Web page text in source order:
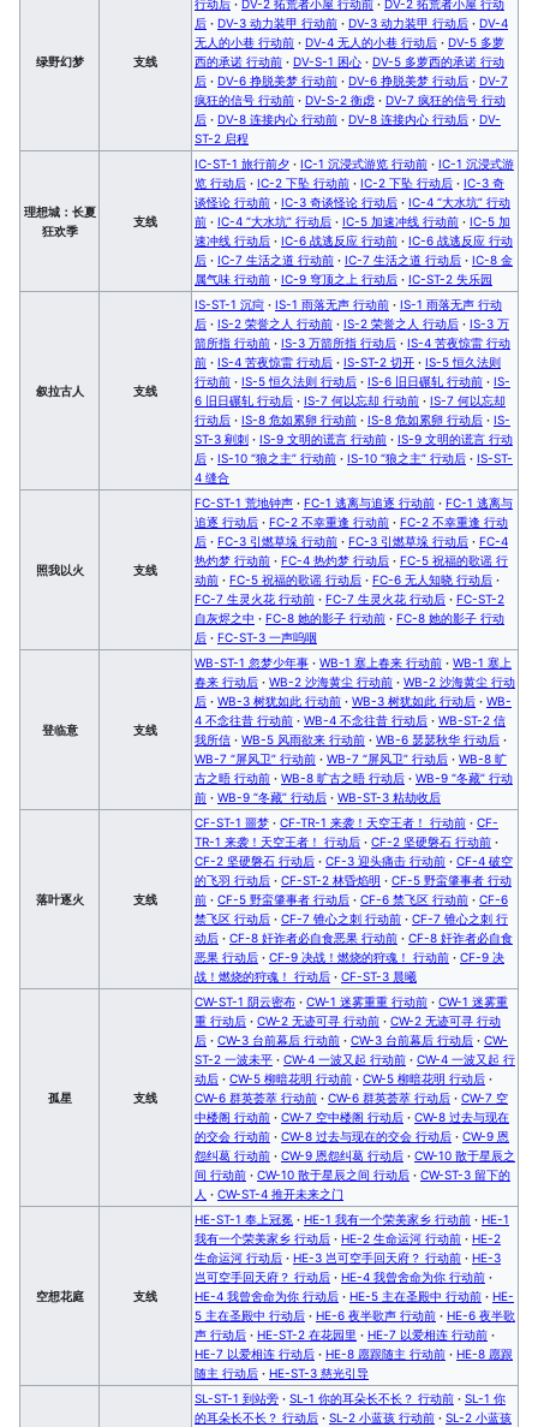
绿野幻梦 支线
行动后 · DV-2 拓荒者小屋 行动前 · DV-2 拓荒者小屋 行动
后 · DV-3 动力装甲 行动前 · DV-3 动力装甲 行动后 · DV-4
无人的小巷 行动前 · DV-4 无人的小巷 行动后 · DV-5 多萝
西的承诺 行动前 · DV-S-1 困心 · DV-5 多萝西的承诺 行动
后 · DV-6 挣脱美梦 行动前 · DV-6 挣脱美梦 行动后 · DV-7
疯狂的信号 行动前 · DV-S-2 衡虑 · DV-7 疯狂的信号 行动
后 · DV-8 连接内心 行动前 · DV-8 连接内心 行动后 · DV-
ST-2 启程
理想城：长夏
狂欢季
支线
IC-ST-1 旅行前夕 · IC-1 沉浸式游览 行动前 · IC-1 沉浸式游
览 行动后 · IC-2 下坠 行动前 · IC-2 下坠 行动后 · IC-3 奇
谈怪论 行动前 · IC-3 奇谈怪论 行动后 · IC-4 “大水坑” 行动
前 · IC-4 “大水坑” 行动后 · IC-5 加速冲线 行动前 · IC-5 加
速冲线 行动后 · IC-6 战逃反应 行动前 · IC-6 战逃反应 行动
后 · IC-7 生活之道 行动前 · IC-7 生活之道 行动后 · IC-8 金
属气味 行动前 · IC-9 穹顶之上 行动后 · IC-ST-2 失乐园
叙拉古人 支线
IS-ST-1 沉疴 · IS-1 雨落无声 行动前 · IS-1 雨落无声 行动
后 · IS-2 荣誉之人 行动前 · IS-2 荣誉之人 行动后 · IS-3 万
箭所指 行动前 · IS-3 万箭所指 行动后 · IS-4 苦夜惊雷 行动
前 · IS-4 苦夜惊雷 行动后 · IS-ST-2 切开 · IS-5 恒久法则
行动前 · IS-5 恒久法则 行动后 · IS-6 旧日碾轧 行动前 · IS-
6 旧日碾轧 行动后 · IS-7 何以忘却 行动前 · IS-7 何以忘却
行动后 · IS-8 危如累卵 行动前 · IS-8 危如累卵 行动后 · IS-
ST-3 剜刺 · IS-9 文明的谎言 行动前 · IS-9 文明的谎言 行动
后 · IS-10 “狼之主” 行动前 · IS-10 “狼之主” 行动后 · IS-ST-
4 缝合
照我以火 支线
FC-ST-1 荒地钟声 · FC-1 逃离与追逐 行动前 · FC-1 逃离与
追逐 行动后 · FC-2 不幸重逢 行动前 · FC-2 不幸重逢 行动
后 · FC-3 引燃草垛 行动前 · FC-3 引燃草垛 行动后 · FC-4
热灼梦 行动前 · FC-4 热灼梦 行动后 · FC-5 祝福的歌谣 行
动前 · FC-5 祝福的歌谣 行动后 · FC-6 无人知晓 行动后 ·
FC-7 生灵火花 行动前 · FC-7 生灵火花 行动后 · FC-ST-2
自灰烬之中 · FC-8 她的影子 行动前 · FC-8 她的影子 行动
后 · FC-ST-3 一声呜咽
登临意 支线
WB-ST-1 忽梦少年事 · WB-1 塞上春来 行动前 · WB-1 塞上
春来 行动后 · WB-2 沙海黄尘 行动前 · WB-2 沙海黄尘 行动
后 · WB-3 树犹如此 行动前 · WB-3 树犹如此 行动后 · WB-
4 不念往昔 行动前 · WB-4 不念往昔 行动后 · WB-ST-2 信
我所信 · WB-5 风雨欲来 行动前 · WB-6 瑟瑟秋华 行动后 ·
WB-7 “屏风卫” 行动前 · WB-7 “屏风卫” 行动后 · WB-8 旷
古之晤 行动前 · WB-8 旷古之晤 行动后 · WB-9 “冬藏” 行动
前 · WB-9 “冬藏” 行动后 · WB-ST-3 粘劫收后
落叶逐火 支线
CF-ST-1 噩梦 · CF-TR-1 来袭！天空王者！ 行动前 · CF-
TR-1 来袭！天空王者！ 行动后 · CF-2 坚硬磐石 行动前 ·
CF-2 坚硬磐石 行动后 · CF-3 迎头痛击 行动前 · CF-4 破空
的飞羽 行动后 · CF-ST-2 林昏焰明 · CF-5 野蛮肇事者 行动
前 · CF-5 野蛮肇事者 行动后 · CF-6 禁飞区 行动前 · CF-6
禁飞区 行动后 · CF-7 锥心之刺 行动前 · CF-7 锥心之刺 行
动后 · CF-8 奸诈者必自食恶果 行动前 · CF-8 奸诈者必自食
恶果 行动后 · CF-9 决战！燃烧的狩魂！ 行动前 · CF-9 决
战！燃烧的狩魂！ 行动后 · CF-ST-3 晨曦
孤星 支线
CW-ST-1 阴云密布 · CW-1 迷雾重重 行动前 · CW-1 迷雾重
重 行动后 · CW-2 无迹可寻 行动前 · CW-2 无迹可寻 行动
后 · CW-3 台前幕后 行动前 · CW-3 台前幕后 行动后 · CW-
ST-2 一波未平 · CW-4 一波又起 行动前 · CW-4 一波又起 行
动后 · CW-5 柳暗花明 行动前 · CW-5 柳暗花明 行动后 ·
CW-6 群英荟萃 行动前 · CW-6 群英荟萃 行动后 · CW-7 空
中楼阁 行动前 · CW-7 空中楼阁 行动后 · CW-8 过去与现在
的交会 行动前 · CW-8 过去与现在的交会 行动后 · CW-9 恩
怨纠葛 行动前 · CW-9 恩怨纠葛 行动后 · CW-10 散于星辰之
间 行动前 · CW-10 散于星辰之间 行动后 · CW-ST-3 留下的
人 · CW-ST-4 推开未来之门
空想花庭 支线
HE-ST-1 奉上冠冕 · HE-1 我有一个荣美家乡 行动前 · HE-1
我有一个荣美家乡 行动后 · HE-2 生命运河 行动前 · HE-2
生命运河 行动后 · HE-3 岂可空手回天府？ 行动前 · HE-3
岂可空手回天府？ 行动后 · HE-4 我曾舍命为你 行动前 ·
HE-4 我曾舍命为你 行动后 · HE-5 主在圣殿中 行动前 · HE-
5 主在圣殿中 行动后 · HE-6 夜半歌声 行动前 · HE-6 夜半歌
声 行动后 · HE-ST-2 在花园里 · HE-7 以爱相连 行动前 ·
HE-7 以爱相连 行动后 · HE-8 愿跟随主 行动前 · HE-8 愿跟
随主 行动后 · HE-ST-3 慈光引导
SL-ST-1 到站旁 · SL-1 你的耳朵长不长？ 行动前 · SL-1 你
的耳朵长不长？ 行动后 · SL-2 小蓝孩 行动前 · SL-2 小蓝孩